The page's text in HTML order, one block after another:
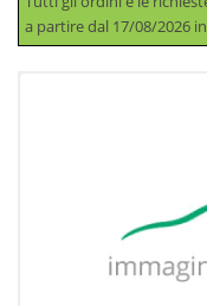
a partire dal 17/08/2026